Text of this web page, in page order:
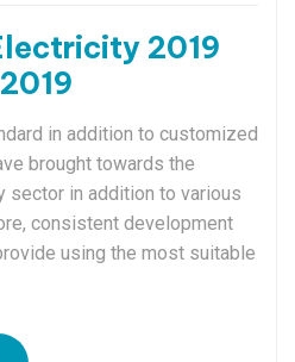
2019
in addition to customized
brought towards the
sector in addition to various
consistent development
using the most suitable